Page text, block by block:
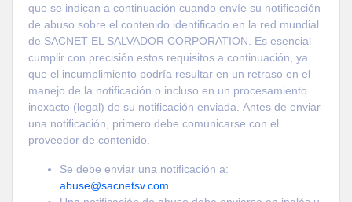
que se indican a continuación cuando envíe su notificación
de abuso sobre el contenido identificado en la red mundial
de SACNET EL SALVADOR CORPORATION. Es esencial
cumplir con precisión estos requisitos a continuación, ya
que el incumplimiento podría resultar en un retraso en el
manejo de la notificación o incluso en un procesamiento
inexacto (legal) de su notificación enviada. Antes de enviar
una notificación, primero debe comunicarse con el
proveedor de contenido.
Se debe enviar una notificación a:
abuse@sacnetsv.com